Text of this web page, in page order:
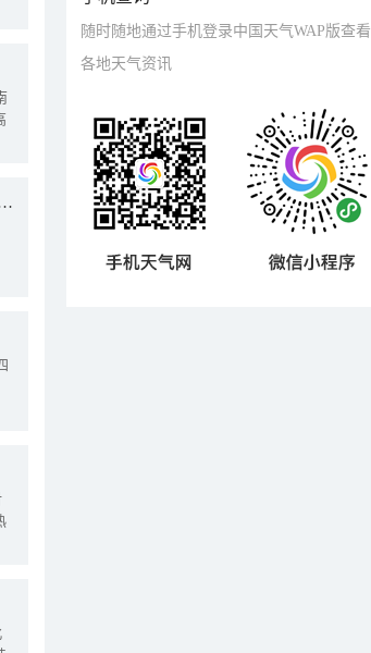
雨叠加致灾 华北南部至江南一带高温频现
随时随地通过手机登录中国天气WAP版查看
各地天气资讯